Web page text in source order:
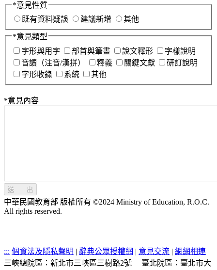
*意見性質
既有資料疑誤
建議新增 其他
*意見類型
字形與用字
部首與筆畫 說文釋形
字樣說明
音讀（注音/漢拼）
釋義 關鍵文獻
研訂說明
字形收錄
系統 其他
*意見內容
送 出
中華民國教育部 版權所有 ©2024 Ministry of Education, R.O.C.
All rights reserved.
::: 個資法及隱私聲明 | 辭典公眾授權網 | 意見交流 | 網網相連
三峽總院區：新北市三峽區三樹路2號
臺北院區：臺北市大